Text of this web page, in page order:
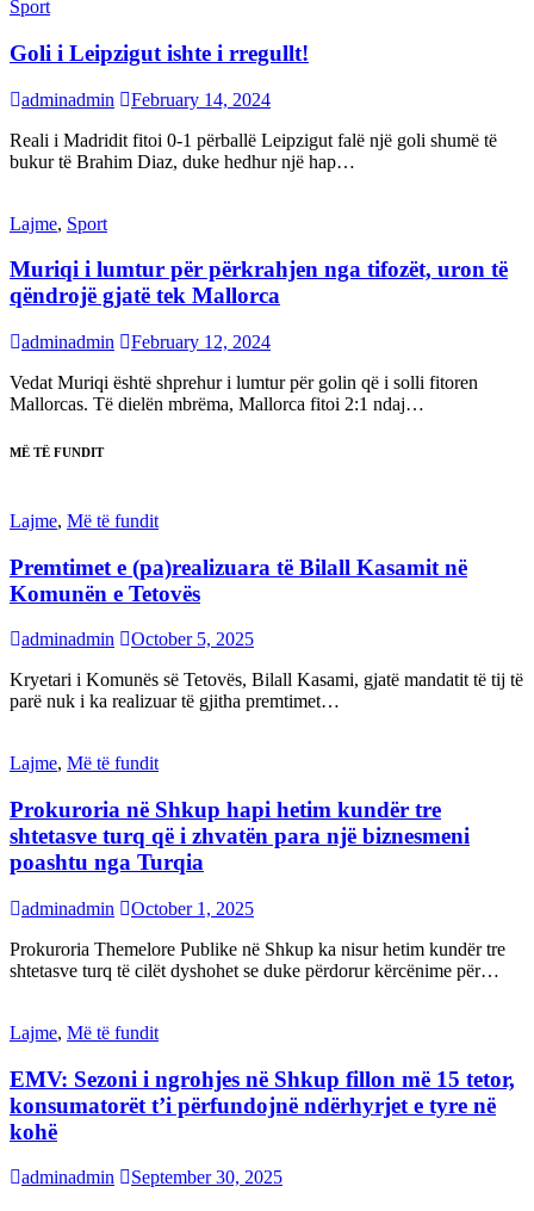
Sport
Goli i Leipzigut ishte i rregullt!
adminadmin
February 14, 2024
Reali i Madridit fitoi 0-1 përballë Leipzigut falë një goli shumë të
bukur të Brahim Diaz, duke hedhur një hap…
Lajme, Sport
Muriqi i lumtur për përkrahjen nga tifozët, uron të
qëndrojë gjatë tek Mallorca
adminadmin
February 12, 2024
Vedat Muriqi është shprehur i lumtur për golin që i solli fitoren
Mallorcas. Të dielën mbrëma, Mallorca fitoi 2:1 ndaj…
MË TË FUNDIT
Lajme, Më të fundit
Premtimet e (pa)realizuara të Bilall Kasamit në
Komunën e Tetovës
adminadmin
October 5, 2025
Kryetari i Komunës së Tetovës, Bilall Kasami, gjatë mandatit të tij të
parë nuk i ka realizuar të gjitha premtimet…
Lajme, Më të fundit
Prokuroria në Shkup hapi hetim kundër tre
shtetasve turq që i zhvatën para një biznesmeni
poashtu nga Turqia
adminadmin
October 1, 2025
Prokuroria Themelore Publike në Shkup ka nisur hetim kundër tre
shtetasve turq të cilët dyshohet se duke përdorur kërcënime për…
Lajme, Më të fundit
EMV: Sezoni i ngrohjes në Shkup fillon më 15 tetor,
konsumatorët t’i përfundojnë ndërhyrjet e tyre në
kohë
adminadmin
September 30, 2025